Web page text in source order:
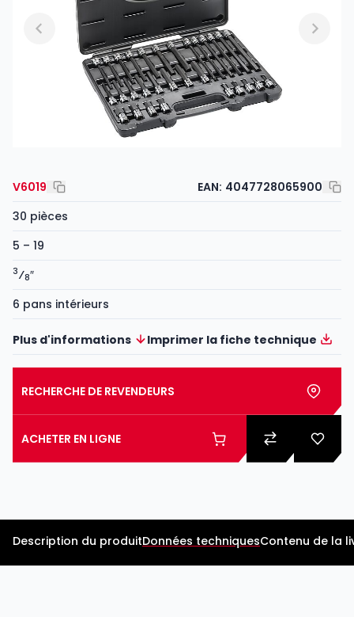
V6019 EAN: 4047728065900
30 pièces
5 – 19
3⁄8″
6 pans intérieurs
Plus d'informations Imprimer la fiche technique
RECHERCHE DE REVENDEURS
ACHETER EN LIGNE
Description du produitDonnées techniquesContenu de la